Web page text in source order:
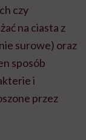
czy
na ciasta z
surowe) oraz
sposób
i
przez